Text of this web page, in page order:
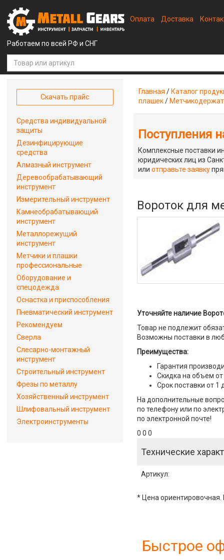
Работаем по всей РФ и СНГ
Оплата Доставка
Главная / Каталог
плашек/
Поступления
Комплексные поставки
юридических лиц из
илиотправьте заявку
Вороток для
Уточняйте наличие
Товар не подлежит
Возможны поставки в
Преимущества:
Гарантия
Скидка на объем от
Срок поставки от 1
На дополнительные
по телефону или по
по электронной почте!
0 0 0
Технические
Артикул:
* Цена ориентировочная.
Быстрое
Скачать прайс
Средства индивидуальной
защиты
Дезинфицирующие
средства
Алмазный инструмент
Деревообрабатывающий
инструмент
Измерительный инструмент
Камнеобрабатывающий
инструмент
Металлорежущий
инструмент
Метчики и плашки
профессиональные
Оборудование и
спецодежда
Оснастка и приспособления
Пневматический инструмент
Рекомендуем
Сверла
Слесарно-монтажный
инструмент
Строительный инструмент
Фрезы по металлу
Хозяйственный инструмент
Шлифовальный инструмент
Электроинструменты